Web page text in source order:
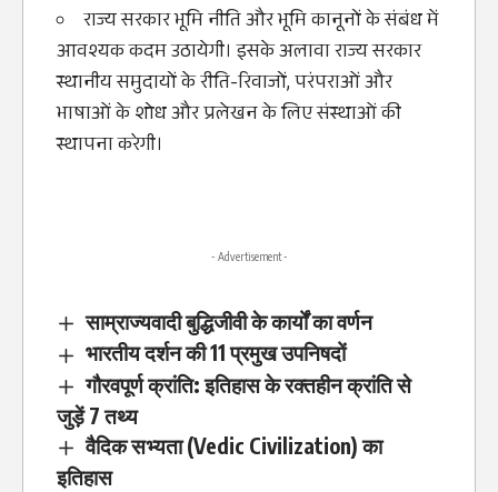
राज्य सरकार भूमि नीति और भूमि कानूनों के संबंध में
आवश्यक कदम उठायेगी। इसके अलावा राज्य सरकार
स्थानीय समुदायों के रीति-रिवाजों, परंपराओं और
भाषाओं के शोध और प्रलेखन के लिए संस्थाओं की
स्थापना करेगी।
- Advertisement -
साम्राज्यवादी बुद्धिजीवी के कार्यों का वर्णन
भारतीय दर्शन की 11 प्रमुख उपनिषदों
गौरवपूर्ण क्रांति: इतिहास के रक्तहीन क्रांति से
जुड़ें 7 तथ्य
वैदिक सभ्यता (Vedic Civilization) का
इतिहास